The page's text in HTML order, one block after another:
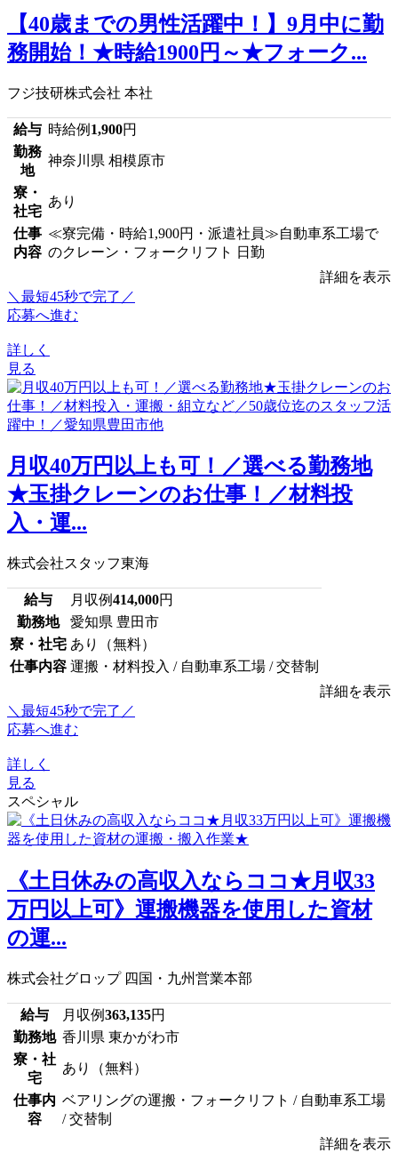
【40歳までの男性活躍中！】9月中に勤
務開始！★時給1900円～★フォーク...
フジ技研株式会社 本社
給与 時給例 1,900円
勤務
地
神奈川県 相模原市
寮・
社宅
あり
仕事
内容
≪寮完備・時給1,900円・派遣社員≫自動車系工場で
のクレーン・フォークリフト 日勤
詳細を表示
＼最短45秒で完了／
応募へ進む
詳しく
見る
月収40万円以上も可！／選べる勤務地
★玉掛クレーンのお仕事！／材料投
入・運...
株式会社スタッフ東海
給与 月収例414,000円
勤務地
愛知県 豊田市
寮・社宅 あり（無料）
仕事内容 運搬・材料投入 / 自動車系工場 / 交替制
詳細を表示
＼最短45秒で完了／
応募へ進む
詳しく
見る
スペシャル
《土日休みの高収入ならココ★月収33
万円以上可》運搬機器を使用した資材
の運...
株式会社グロップ 四国・九州営業本部
給与 月収例363,135円
勤務地 香川県 東かがわ市
寮・社
宅
あり（無料）
仕事内
容
ベアリングの運搬・フォークリフト / 自動車系工場
/ 交替制
詳細を表示